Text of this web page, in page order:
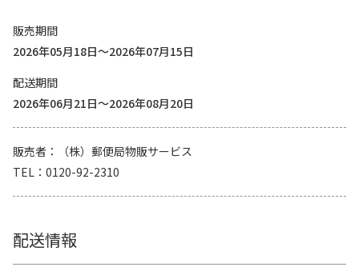
販売期間
2026年05月18日～2026年07月15日
配送期間
2026年06月21日～2026年08月20日
販売者
（株）郵便局物販サービス
TEL
0120-92-2310
配送情報